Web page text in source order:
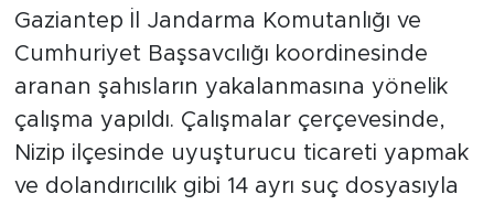
Gaziantep İl Jandarma Komutanlığı ve
Cumhuriyet Başsavcılığı koordinesinde
aranan şahısların yakalanmasına yönelik
çalışma yapıldı. Çalışmalar çerçevesinde,
Nizip ilçesinde uyuşturucu ticareti yapmak
ve dolandırıcılık gibi 14 ayrı suç dosyasıyla